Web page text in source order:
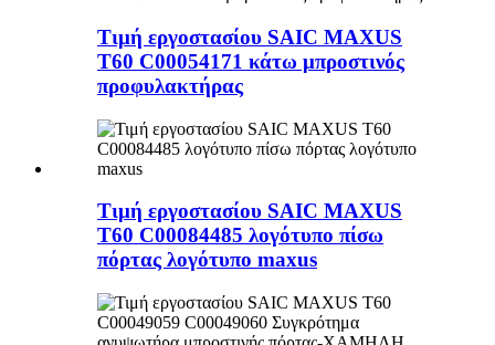
Τιμή εργοστασίου SAIC MAXUS
T60 C00054171 κάτω μπροστινός
προφυλακτήρας
Τιμή εργοστασίου SAIC MAXUS
T60 C00084485 λογότυπο πίσω
πόρτας λογότυπο maxus